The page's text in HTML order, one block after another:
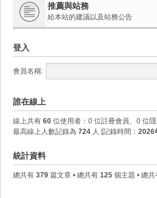
推薦與站務
給本站的建議以及站務公告
登入
會員名稱:
誰在線上
線上共有 60 位使用者：0 位註冊會員、0 位
最高線上人數記錄為 724 人 [記錄時間： 2026
統計資料
總共有 379 篇文章 • 總共有 125 個主題 • 總共